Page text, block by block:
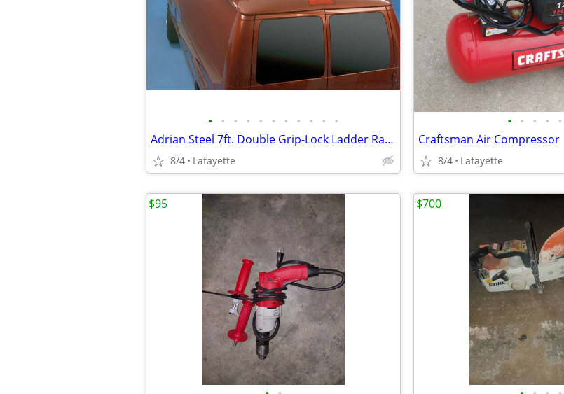
• • • • • • • • • • •
Adrian Steel 7ft. Double Grip-Lock Ladder Rack for cargo vans work van
8/4 Lafayette
• • • • •
Craftsman Air Compressor
8/4 Lafayette
$95 $700